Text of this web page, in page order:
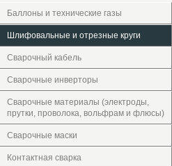
Баллоны и технические газы
Шлифовальные и отрезные круги
Сварочный кабель
Сварочные инверторы
Сварочные материалы (электроды,
прутки, проволока, вольфрам и флюсы)
Сварочные маски
Контактная сварка